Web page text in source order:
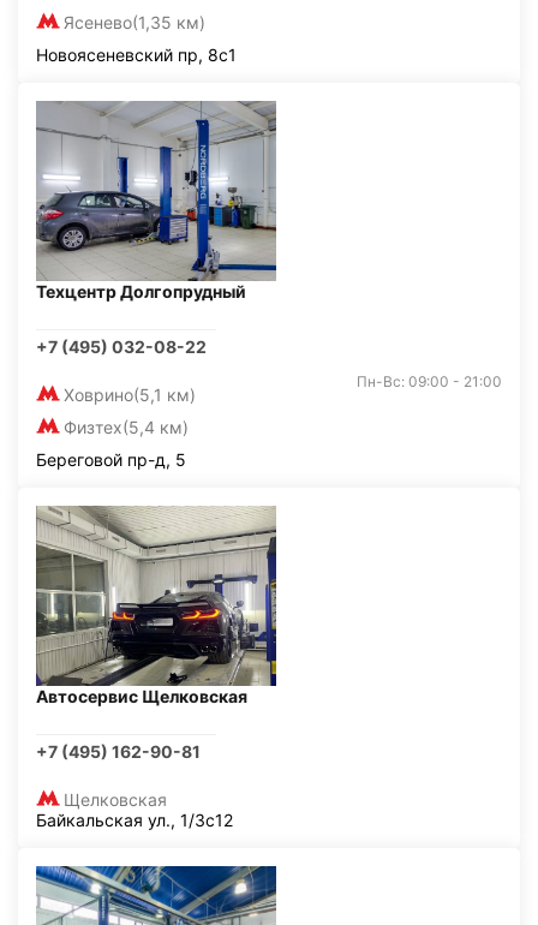
Ясенево(1,35 км)
Новоясеневский пр, 8с1
Техцентр Долгопрудный
+7 (495) 032-08-22
Ховрино(5,1 км)
Физтех(5,4 км)
Пн-Вс: 09:00 - 21:00
Береговой пр-д, 5
Автосервис Щелковская
+7 (495) 162-90-81
Щелковская
Байкальская ул., 1/3с12